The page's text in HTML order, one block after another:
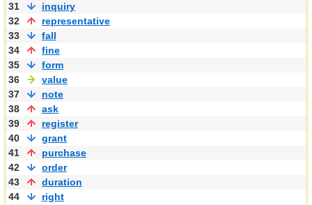
31
inquiry
32
representative
33
fall
34
fine
35
form
36
value
37
note
38
ask
39
register
40
grant
41
purchase
42
order
43
duration
44
right